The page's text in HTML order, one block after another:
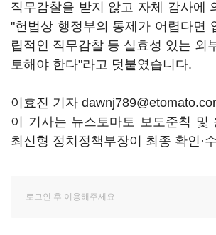
직무감찰을 받지 않고 자체 감사에
"헌법상 행정부의 통제가 어렵다면
립적인 직무감찰 등 실효성 있는 외
토해야 한다"라고 덧붙였습니다.
이효진 기자
이 기사는 뉴스토마토 보도준칙 및
최신형 정치정책부장이 최종 확인·